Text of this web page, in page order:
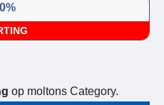
op moltons Category.